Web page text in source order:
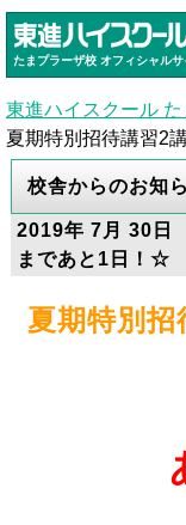
たまプラーザ校 オフィシャルサ
東進ハイスクール
夏期特別招待講習2
校舎からのお知
2019年 7月 30日
まであと1日！☆
夏期特別招